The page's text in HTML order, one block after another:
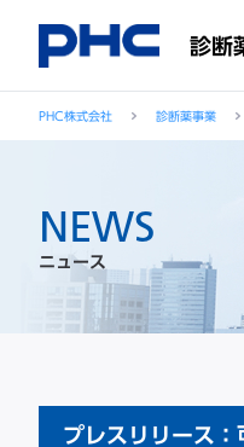
診断
PHC株式会社 診断薬事業
NEWS
ニュース
プレスリリース